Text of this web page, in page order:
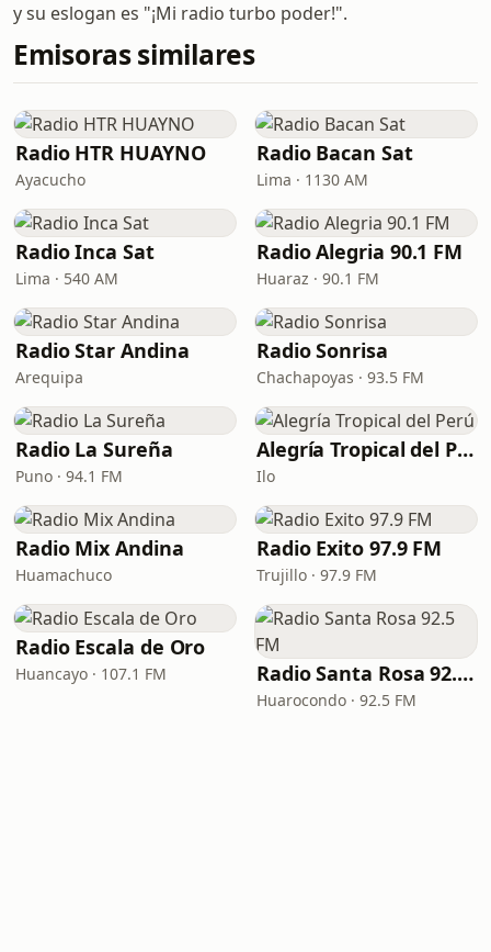
y su eslogan es "¡Mi radio turbo poder!".
Emisoras similares
Radio HTR HUAYNO
Ayacucho
Radio Bacan Sat
Lima · 1130 AM
Radio Inca Sat
Lima · 540 AM
Radio Alegria 90.1 FM
Huaraz · 90.1 FM
Radio Star Andina
Arequipa
Radio Sonrisa
Chachapoyas · 93.5 FM
Radio La Sureña
Puno · 94.1 FM
Alegría Tropical del Perú
Ilo
Radio Mix Andina
Huamachuco
Radio Exito 97.9 FM
Trujillo · 97.9 FM
Radio Escala de Oro
Huancayo · 107.1 FM Radio Santa Rosa 92.5 FM
Huarocondo · 92.5 FM